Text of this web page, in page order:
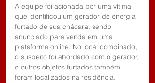
A equipe foi acionada por uma vítima
que identificou um gerador de energia
furtado de sua chácara, sendo
anunciado para venda em uma
plataforma online. No local combinado,
o suspeito foi abordado com o gerador,
e outros objetos furtados também
foram localizados na residência.